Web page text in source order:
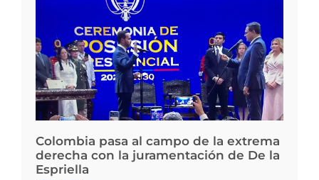
Colombia pasa al campo de la extrema
derecha con la juramentación de De la
Espriella